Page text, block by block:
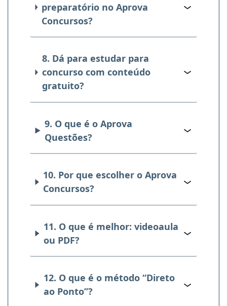
preparatório no Aprova
Concursos?
8. Dá para estudar para
concurso com conteúdo
gratuito?
9. O que é o Aprova
Questões?
10. Por que escolher o Aprova
Concursos?
11. O que é melhor: videoaula
ou PDF?
12. O que é o método “Direto
ao Ponto”?